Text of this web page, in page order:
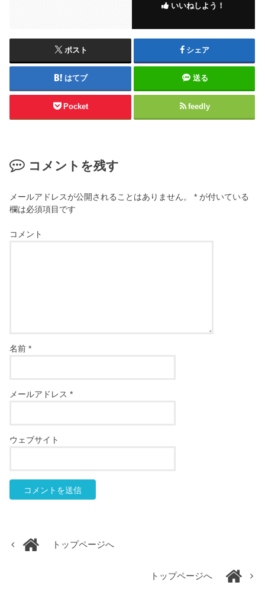
いいねしよう！
ポスト シェア
はてブ 送る
Pocket feedly
コメントを残す
メールアドレスが公開されることはありません。 * が付いている
欄は必須項目です
コメント
名前*
メールアドレス*
ウェブサイト
トップページへ
トップページへ